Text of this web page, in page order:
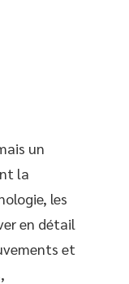
un
la
les
en détail
et